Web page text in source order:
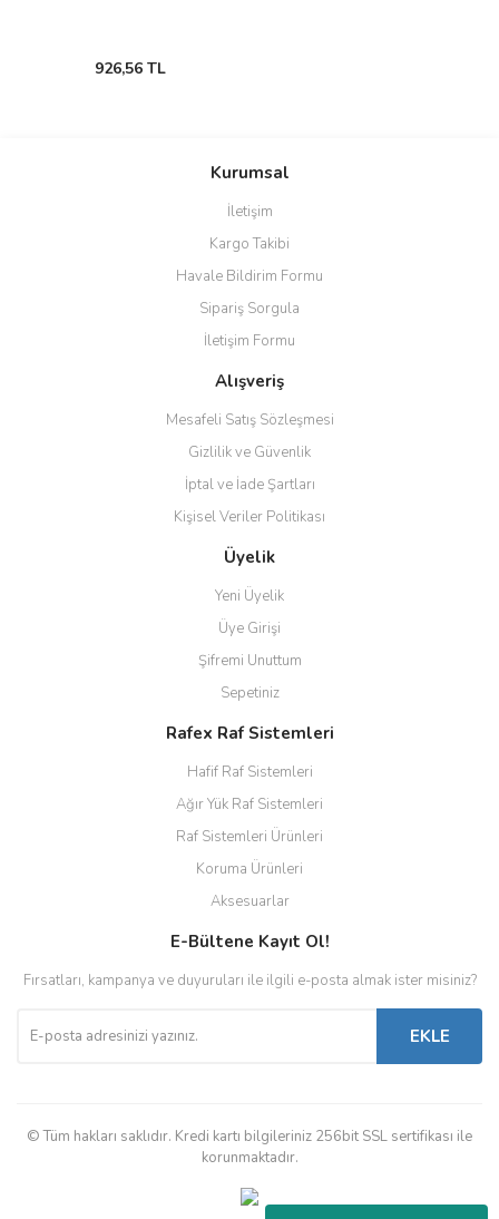
926,56 TL
Kurumsal
İletişim
Kargo Takibi
Havale Bildirim Formu
Sipariş Sorgula
İletişim Formu
Alışveriş
Mesafeli Satış Sözleşmesi
Gizlilik ve Güvenlik
İptal ve İade Şartları
Kişisel Veriler Politikası
Üyelik
Yeni Üyelik
Üye Girişi
Şifremi Unuttum
Sepetiniz
Rafex Raf Sistemleri
Hafif Raf Sistemleri
Ağır Yük Raf Sistemleri
Raf Sistemleri Ürünleri
Koruma Ürünleri
Aksesuarlar
E-Bültene Kayıt Ol!
Fırsatları, kampanya ve duyuruları ile ilgili e-posta almak ister misiniz?
EKLE
© Tüm hakları saklıdır. Kredi kartı bilgileriniz 256bit SSL sertifikası ile
korunmaktadır.